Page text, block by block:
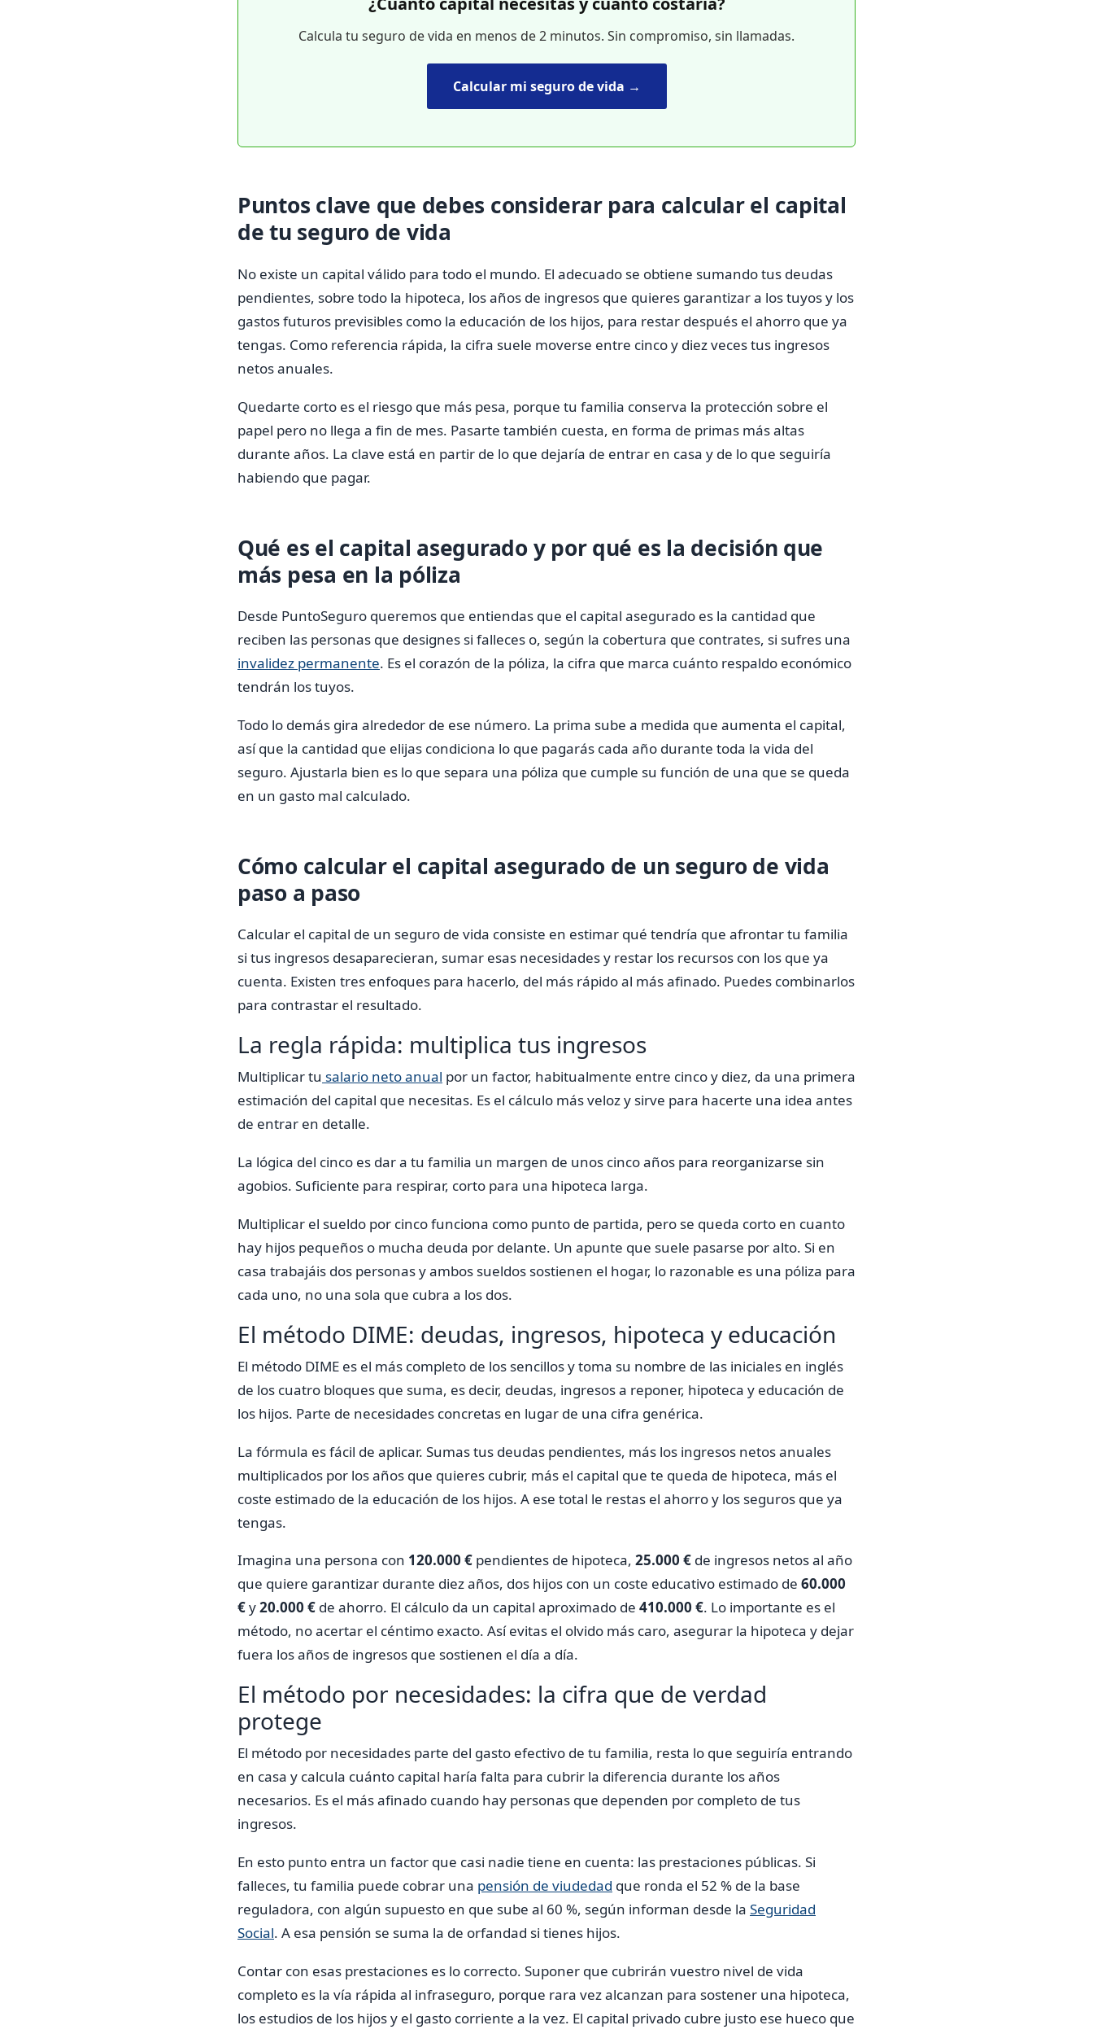
Calcula tu seguro de vida en menos de 2 minutos. Sin compromiso, sin llamadas.
Calcular mi seguro de vida →
Puntos clave que debes considerar para calcular el capital
de tu seguro de vida
No existe un capital válido para todo el mundo. El adecuado se obtiene sumando tus deudas
pendientes, sobre todo la hipoteca, los años de ingresos que quieres garantizar a los tuyos y los
gastos futuros previsibles como la educación de los hijos, para restar después el ahorro que ya
tengas. Como referencia rápida, la cifra suele moverse entre cinco y diez veces tus ingresos
netos anuales.
Quedarte corto es el riesgo que más pesa, porque tu familia conserva la protección sobre el
papel pero no llega a fin de mes. Pasarte también cuesta, en forma de primas más altas
durante años. La clave está en partir de lo que dejaría de entrar en casa y de lo que seguiría
habiendo que pagar.
Qué es el capital asegurado y por qué es la decisión que
más pesa en la póliza
Desde PuntoSeguro queremos que entiendas que el capital asegurado es la cantidad que
reciben las personas que designes si falleces o, según la cobertura que contrates, si sufres una
invalidez permanente. Es el corazón de la póliza, la cifra que marca cuánto respaldo económico
tendrán los tuyos.
Todo lo demás gira alrededor de ese número. La prima sube a medida que aumenta el capital,
así que la cantidad que elijas condiciona lo que pagarás cada año durante toda la vida del
seguro. Ajustarla bien es lo que separa una póliza que cumple su función de una que se queda
en un gasto mal calculado.
Cómo calcular el capital asegurado de un seguro de vida
paso a paso
Calcular el capital de un seguro de vida consiste en estimar qué tendría que afrontar tu familia
si tus ingresos desaparecieran, sumar esas necesidades y restar los recursos con los que ya
cuenta. Existen tres enfoques para hacerlo, del más rápido al más afinado. Puedes combinarlos
para contrastar el resultado.
La regla rápida: multiplica tus ingresos
Multiplicar tu salario neto anual por un factor, habitualmente entre cinco y diez, da una primera
estimación del capital que necesitas. Es el cálculo más veloz y sirve para hacerte una idea antes
de entrar en detalle.
La lógica del cinco es dar a tu familia un margen de unos cinco años para reorganizarse sin
agobios. Suficiente para respirar, corto para una hipoteca larga.
Multiplicar el sueldo por cinco funciona como punto de partida, pero se queda corto en cuanto
hay hijos pequeños o mucha deuda por delante. Un apunte que suele pasarse por alto. Si en
casa trabajáis dos personas y ambos sueldos sostienen el hogar, lo razonable es una póliza para
cada uno, no una sola que cubra a los dos.
El método DIME: deudas, ingresos, hipoteca y educación
El método DIME es el más completo de los sencillos y toma su nombre de las iniciales en inglés
de los cuatro bloques que suma, es decir, deudas, ingresos a reponer, hipoteca y educación de
los hijos. Parte de necesidades concretas en lugar de una cifra genérica.
La fórmula es fácil de aplicar. Sumas tus deudas pendientes, más los ingresos netos anuales
multiplicados por los años que quieres cubrir, más el capital que te queda de hipoteca, más el
coste estimado de la educación de los hijos. A ese total le restas el ahorro y los seguros que ya
tengas.
Imagina una persona con 120.000 € pendientes de hipoteca, 25.000 € de ingresos netos al año
que quiere garantizar durante diez años, dos hijos con un coste educativo estimado de 60.000
€y20.000 € de ahorro. El cálculo da un capital aproximado de 410.000 €. Lo importante es el
método, no acertar el céntimo exacto. Así evitas el olvido más caro, asegurar la hipoteca y dejar
fuera los años de ingresos que sostienen el día a día.
El método por necesidades: la cifra que de verdad
protege
El método por necesidades parte del gasto efectivo de tu familia, resta lo que seguiría entrando
en casa y calcula cuánto capital haría falta para cubrir la diferencia durante los años
necesarios. Es el más afinado cuando hay personas que dependen por completo de tus
ingresos.
En esto punto entra un factor que casi nadie tiene en cuenta: las prestaciones públicas. Si
falleces, tu familia puede cobrar una pensión de viudedad que ronda el 52 % de la base
reguladora, con algún supuesto en que sube al 60 %, según informan desde la Seguridad
Social. A esa pensión se suma la de orfandad si tienes hijos.
Contar con esas prestaciones es lo correcto. Suponer que cubrirán vuestro nivel de vida
completo es la vía rápida al infraseguro, porque rara vez alcanzan para sostener una hipoteca,
los estudios de los hijos y el gasto corriente a la vez. El capital privado cubre justo ese hueco que